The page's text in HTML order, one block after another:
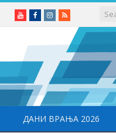
YoutubeFacebookInstagram
RSS
ДАНИ ВРАЊА 2026